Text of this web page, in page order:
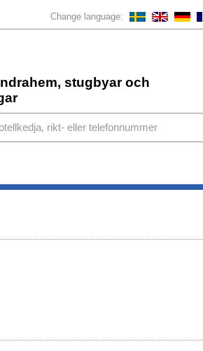
Change language:
stugbyar och